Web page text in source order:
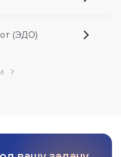
(ЭДО)